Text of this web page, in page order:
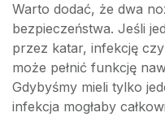
Warto dodać, że dwa
bezpieczeństwa. Jeśli
przez katar, infekcję
może pełnić funkcję
Gdybyśmy mieli tylko
infekcja mogłaby